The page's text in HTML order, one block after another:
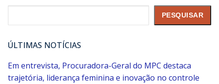
PESQUISAR
ÚLTIMAS NOTÍCIAS
Em entrevista, Procuradora-Geral do MPC destaca
trajetória, liderança feminina e inovação no controle